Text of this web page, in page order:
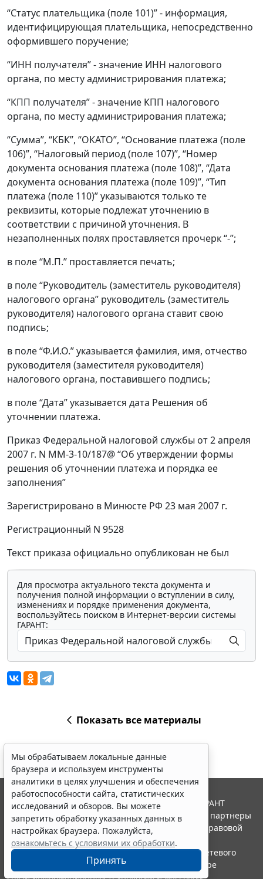
“Статус плательщика (поле 101)” - информация,
идентифицирующая плательщика, непосредственно
оформившего поручение;
“ИНН получателя” - значение ИНН налогового
органа, по месту администрирования платежа;
“КПП получателя” - значение КПП налогового
органа, по месту администрирования платежа;
“Сумма”, “КБК”, “ОКАТО”, “Основание платежа (поле
106)”, “Налоговый период (поле 107)”, “Номер
документа основания платежа (поле 108)”, “Дата
документа основания платежа (поле 109)”, “Тип
платежа (поле 110)” указываются только те
реквизиты, которые подлежат уточнению в
соответствии с причиной уточнения. В
незаполненных полях проставляется прочерк “-”;
в поле “М.П.” проставляется печать;
в поле “Руководитель (заместитель руководителя)
налогового органа” руководитель (заместитель
руководителя) налогового органа ставит свою
подпись;
в поле “Ф.И.О.” указывается фамилия, имя, отчество
руководителя (заместителя руководителя)
налогового органа, поставившего подпись;
в поле “Дата” указывается дата Решения об
уточнении платежа.
Приказ Федеральной налоговой службы от 2 апреля
2007 г. N ММ-3-10/187@ “Об утверждении формы
решения об уточнении платежа и порядка ее
заполнения”
Зарегистрировано в Минюсте РФ 23 мая 2007 г.
Регистрационный N 9528
Текст приказа официально опубликован не был
Для просмотра актуального текста документа и
получения полной информации о вступлении в силу,
изменениях и порядке применения документа,
воспользуйтесь поиском в Интернет-версии системы
ГАРАНТ:
Показать все материалы
Мы обрабатываем локальные данные
браузера и используем инструменты
аналитики в целях улучшения и обеспечения
работоспособности сайта, статистических
исследований и обзоров. Вы можете
запретить обработку указанных данных в
настройках браузера. Пожалуйста,
ознакомьтесь с условиями их обработки.
Принять
© ООО "НПП "ГАРАНТ-СЕРВИС", 2026. Система ГАРАНТ
выпускается с 1990 года. Компания "Гарант" и ее партнеры
являются участниками Российской ассоциации правовой
информации ГАРАНТ.
Портал ГАРАНТ.РУ зарегистрирован в качестве сетевого
издания Федеральной службой по надзору в сфере